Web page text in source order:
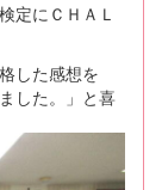
定にＣＨＡＬ
した感想を
した。」と喜